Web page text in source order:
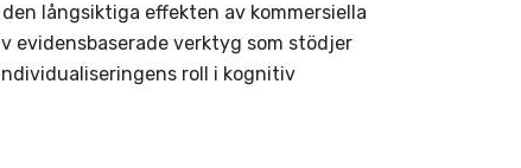
långsiktiga effekten av kommersiella
evidensbaserade verktyg som stödjer
roll i kognitiv